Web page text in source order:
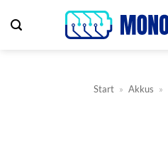
Inhalt
Start » Akkus »